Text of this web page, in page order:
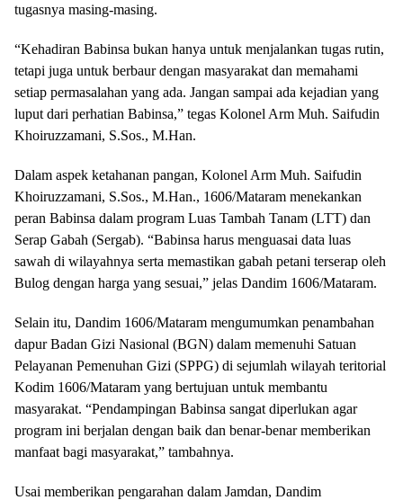
tugasnya masing-masing.
“Kehadiran Babinsa bukan hanya untuk menjalankan tugas rutin,
tetapi juga untuk berbaur dengan masyarakat dan memahami
setiap permasalahan yang ada. Jangan sampai ada kejadian yang
luput dari perhatian Babinsa,” tegas Kolonel Arm Muh. Saifudin
Khoiruzzamani, S.Sos., M.Han.
Dalam aspek ketahanan pangan, Kolonel Arm Muh. Saifudin
Khoiruzzamani, S.Sos., M.Han., 1606/Mataram menekankan
peran Babinsa dalam program Luas Tambah Tanam (LTT) dan
Serap Gabah (Sergab). “Babinsa harus menguasai data luas
sawah di wilayahnya serta memastikan gabah petani terserap oleh
Bulog dengan harga yang sesuai,” jelas Dandim 1606/Mataram.
Selain itu, Dandim 1606/Mataram mengumumkan penambahan
dapur Badan Gizi Nasional (BGN) dalam memenuhi Satuan
Pelayanan Pemenuhan Gizi (SPPG) di sejumlah wilayah teritorial
Kodim 1606/Mataram yang bertujuan untuk membantu
masyarakat. “Pendampingan Babinsa sangat diperlukan agar
program ini berjalan dengan baik dan benar-benar memberikan
manfaat bagi masyarakat,” tambahnya.
Usai memberikan pengarahan dalam Jamdan, Dandim